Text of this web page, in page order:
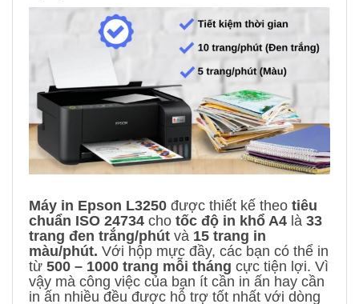
Máy in Epson L3250 được thiết kế theo tiêu
chuẩn ISO 24734 cho tốc độ in khổ A4 là 33
trang đen trắng/phút và 15 trang in
màu/phút. Với hộp mực đầy, các bạn có thể in
từ 500 – 1000 trang mỗi tháng cực tiện lợi. Vì
vậy mà công việc của bạn ít cần in ấn hay cần
in ấn nhiều đều được hỗ trợ tốt nhất với dòng